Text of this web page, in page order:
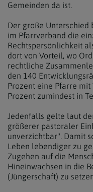
Gemeinden da ist.
Der große Unterschied
im Pfarrverband die
Rechtspersönlichkeit
dort von Vorteil, wo
rechtliche
den 140
Prozent eine Pfarre
Prozent zumindest in
Jedenfalls gelte laut
größerer pastoraler
unverzichtbar". Damit
Leben lebendiger zu
Zugehen auf die
Hineinwachsen in die
(Jüngerschaft) zu